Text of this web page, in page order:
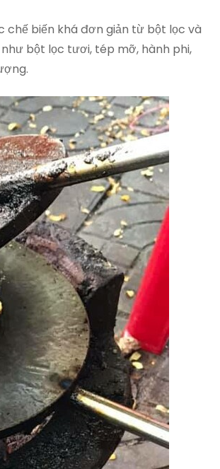
biến khá đơn giản từ bột lọc và
bột lọc tươi, tép mỡ, hành phi,